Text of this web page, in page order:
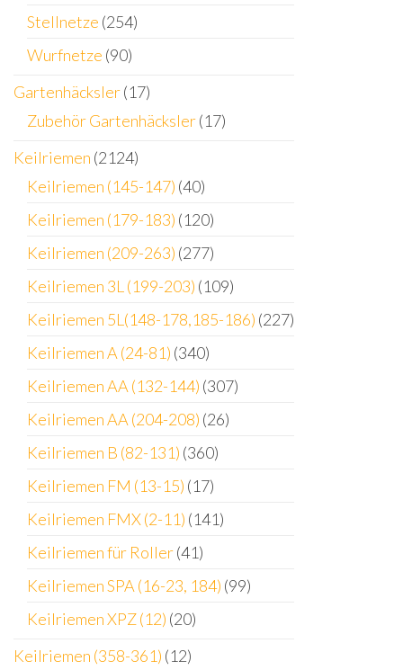
Stellnetze (254)
Wurfnetze (90)
Gartenhäcksler(17)
Zubehör Gartenhäcksler(17)
Keilriemen (2124)
Keilriemen (145-147) (40)
Keilriemen (179-183) (120)
Keilriemen (209-263) (277)
Keilriemen 3L (199-203) (109)
Keilriemen 5L(148-178,185-186) (227)
Keilriemen A (24-81) (340)
Keilriemen AA (132-144) (307)
Keilriemen AA (204-208) (26)
Keilriemen B (82-131) (360)
Keilriemen FM (13-15) (17)
Keilriemen FMX (2-11) (141)
Keilriemen für Roller(41)
Keilriemen SPA (16-23, 184) (99)
Keilriemen XPZ (12) (20)
Keilriemen (358-361) (12)